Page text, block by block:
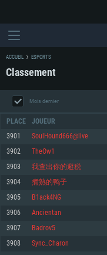
Minimum
OS: Windows 10 (64 bit)
Minimum
OS: Mac OS Big Sur 11.0 ou
Minimum
OS: Les configurations Linux
ACCUEIL ESPORTS
Classement
Mois dernier
PLACE JOUEUR
3901 SoulHound666@live
3902 TheOw1
3903 我查出你的避税
3904 煮熟的鸭子
3905 B1ack4NG
3906 Ancientan
3907 Badrov5
3908 Sync_Charon